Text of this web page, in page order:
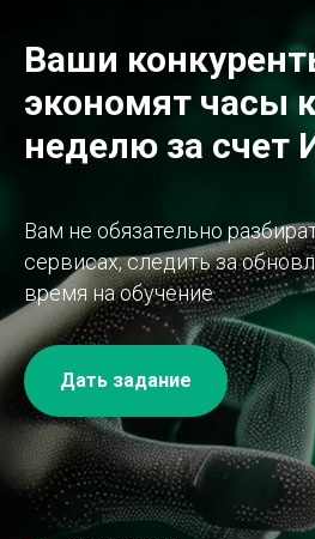
Ваши
экономят часы
неделю за счет
Вам не обязательно
сервисах, следить за
время на обучение
Дать задание